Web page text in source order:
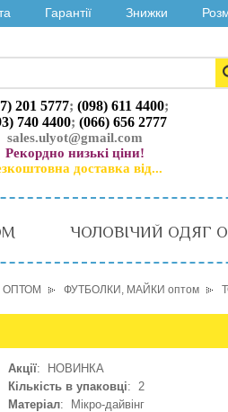
Гарантії Знижки
201 5777; (098) 611 4400;
740 4400; (066) 656 2777
sales.ulyot@gmail.com
Рекордно низькі ціни!
доставка від...
ЧОЛОВІЧИЙ ОДЯГ
ОПТОМ ФУТБОЛКИ, МАЙКИ оптом
Акції: НОВИНКА
Кількість в упаковці: 2
Матеріал: Мікро-дайвінг